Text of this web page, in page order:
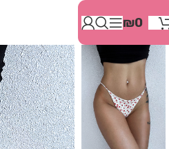
זֶה
מַעֲרֶכֶת
"המרכז
הישראלי
לְהַנְגָּשָׁת
אָתָרִים".
הַמְּסַיַּעַת
לִנְגִישׁוּת
₪0